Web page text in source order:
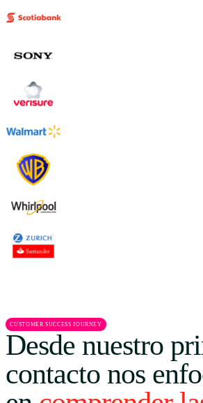
CUSTOMER SUCCESS JOURNEY
Desde nuestro
contacto nos